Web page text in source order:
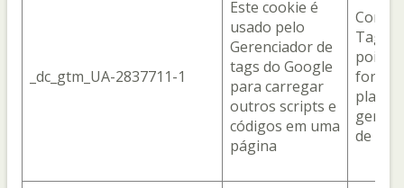
_dc_gtm_UA-2837711-1
Este cookie é
usado pelo
Gerenciador de
tags do Google
para carregar
outros scripts e
códigos em uma
página
Com o
Tag
pois
de